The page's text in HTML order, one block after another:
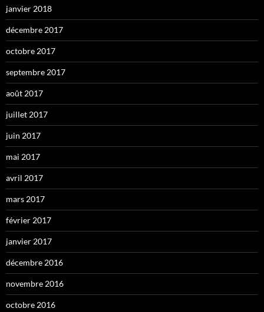
janvier 2018
décembre 2017
octobre 2017
septembre 2017
août 2017
juillet 2017
juin 2017
mai 2017
avril 2017
mars 2017
février 2017
janvier 2017
décembre 2016
novembre 2016
octobre 2016